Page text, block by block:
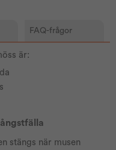
FAQ-frågor
är:
stängs när musen